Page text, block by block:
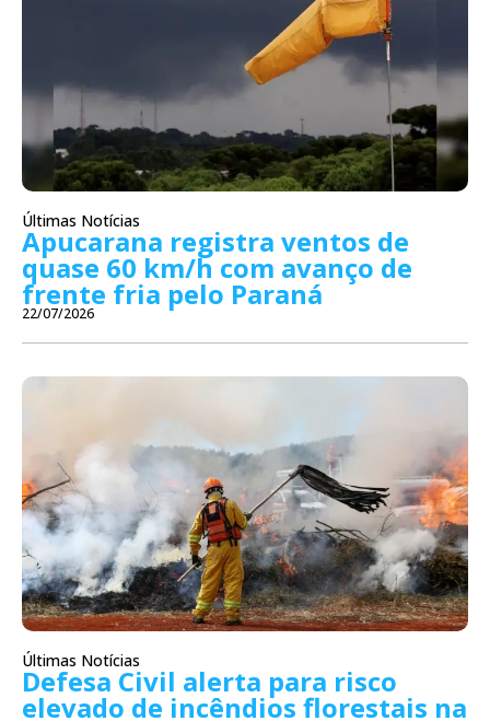
Últimas Notícias
Apucarana registra ventos de
quase 60 km/h com avanço de
frente fria pelo Paraná
22/07/2026
Últimas Notícias
Defesa Civil alerta para risco
elevado de incêndios florestais na